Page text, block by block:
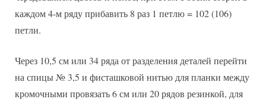
каждом 4-м ряду прибавить 8 раз 1 петлю = 102 (106)
петли.
Через 10,5 см или 34 ряда от разделения деталей перейти
на спицы № 3,5 и фисташковой нитью для планки между
кромочными провязать 6 см или 20 рядов резинкой, для